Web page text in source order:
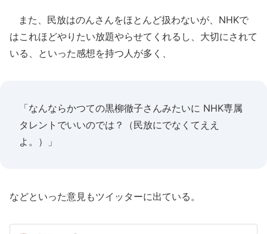
また、民放はのんさんをほとんど扱わないが、NHKで
はこれほどやりたい放題やらせてくれるし、大切にされて
いる、といった感想を持つ人が多く、
「なんならかつての黒柳徹子さんみたいに NHK専属
タレントでいいのでは？（民放にでなくてええ
よ。）」
などといった意見もツイッターに出ている。